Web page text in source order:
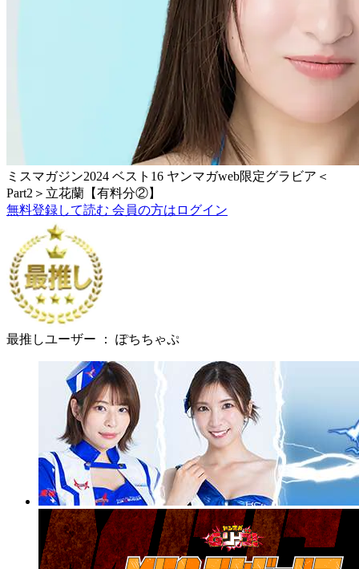
ミスマガジン2024 ベスト16 ヤンマガweb限定グラビア＜
Part2＞立花蘭【有料分②】
無料登録して読む 会員の方はログイン
最推しユーザー ： ぽちちゃぷ